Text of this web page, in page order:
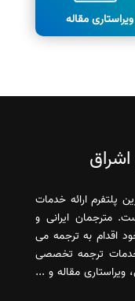
ویراستاری مقاله
پلتفرم ارائه خدمات
مترجمان ایرانی و
اقدام به ترجمه می
خدمات ترجمه تخصصی
مقاله و ...